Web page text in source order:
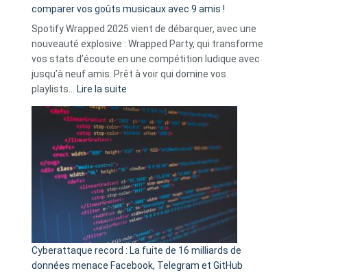
Solly
change
la
vie
sans-
abri
en
3
secondes
comparer vos goûts musicaux avec 9 amis !
Spotify Wrapped 2025 vient de débarquer, avec une
nouveauté explosive : Wrapped Party, qui transforme
vos stats d’écoute en une compétition ludique avec
jusqu’à neuf amis. Prêt à voir qui domine vos
playlists…
Lire la suite
Wrapped
2025
est
:
Le
Wrapped
Party
pour
comparer
vos
Cyberattaque record : La fuite de 16 milliards de
données menace Facebook, Telegram et GitHub